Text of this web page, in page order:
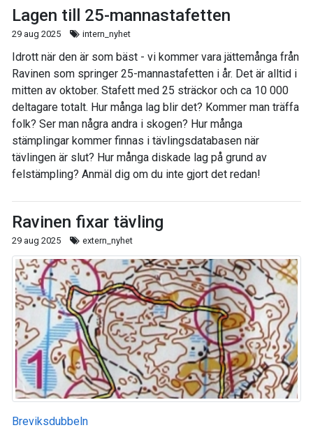
Lagen till 25-mannastafetten
29 aug 2025 intern_nyhet
Idrott när den är som bäst - vi kommer vara jättemånga från
Ravinen som springer 25-mannastafetten i år. Det är alltid i
mitten av oktober. Stafett med 25 sträckor och ca 10 000
deltagare totalt. Hur många lag blir det? Kommer man träffa
folk? Ser man några andra i skogen? Hur många
stämplingar kommer finnas i tävlingsdatabasen när
tävlingen är slut? Hur många diskade lag på grund av
felstämpling? Anmäl dig om du inte gjort det redan!
Ravinen fixar tävling
29 aug 2025 extern_nyhet
Breviksdubbeln